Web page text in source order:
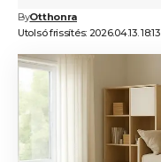
Utolsó frissítés: 2026.04.13. 18:13
ByOtthonra